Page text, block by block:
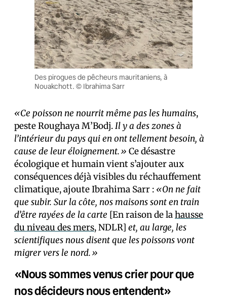
Des pirogues de pêcheurs mauritaniens, à
Nouakchott. © Ibrahima Sarr
«Ce poisson ne nourrit même pas les humains,
peste Roughaya M’Bodj.Il y a des zones à
l’intérieur du pays qui en ont tellement besoin, à
cause de leur éloignement.» Ce désastre
écologique et humain vient s’ajouter aux
conséquences déjà visibles du réchauffement
climatique, ajoute Ibrahima Sarr : «On ne fait
que subir. Sur la côte, nos maisons sont en train
d’être rayées de la carte [En raison de lahausse
du niveau des mers, NDLR] et, au large, les
scientifiques nous disent que les poissons vont
migrer vers le nord.»
«Nous sommes venus crier pour que
nos décideurs nous entendent»